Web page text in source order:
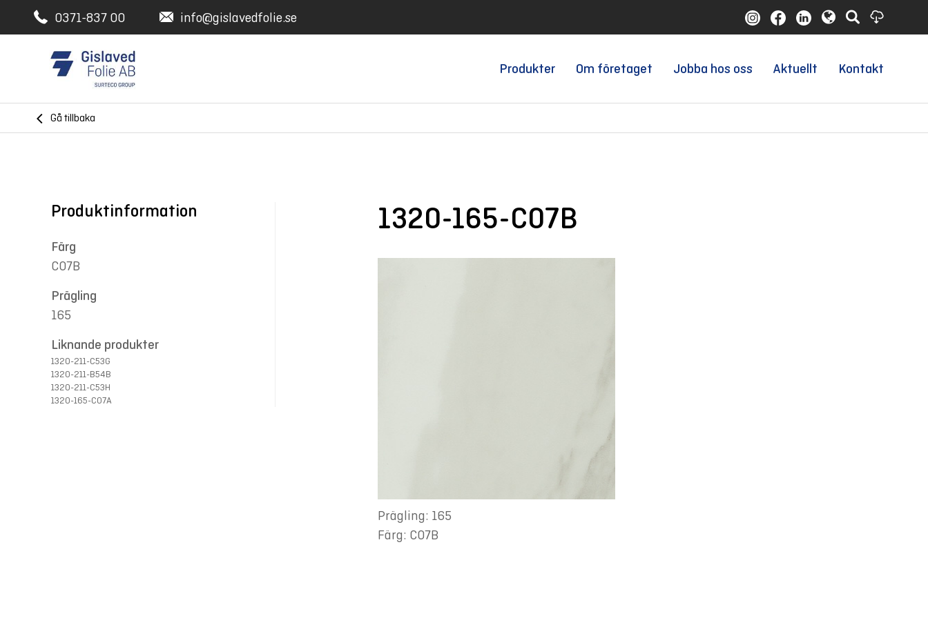
0371-837 00 info@gislavedfolie.se
Produkter Om företaget Jobba hos oss Aktuellt Kontakt
Gå tillbaka
1320-165-C07B
Prägling: 165
Färg: C07B
Produktinformation
Färg
C07B
Prägling
165
Liknande produkter
1320-211-C53G
1320-211-B54B
1320-211-C53H
1320-165-C07A